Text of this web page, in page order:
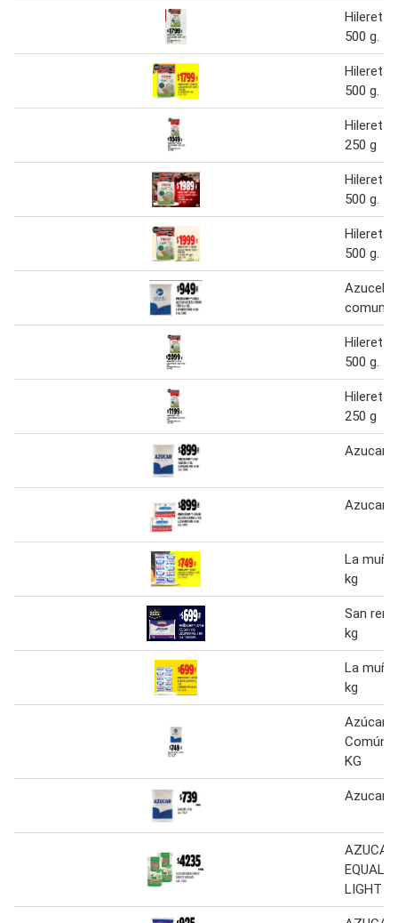
Hileret
500 g.
Hileret
500 g.
Hileret
250 g
Hileret
500 g.
Hileret
500 g.
Azucel
comun
Hileret
500 g.
Hileret
250 g
Azucar
Azucar
La
kg
San
kg
La
kg
Azúcar
Común
KG
Azucar
AZUCAR
LIGHT X